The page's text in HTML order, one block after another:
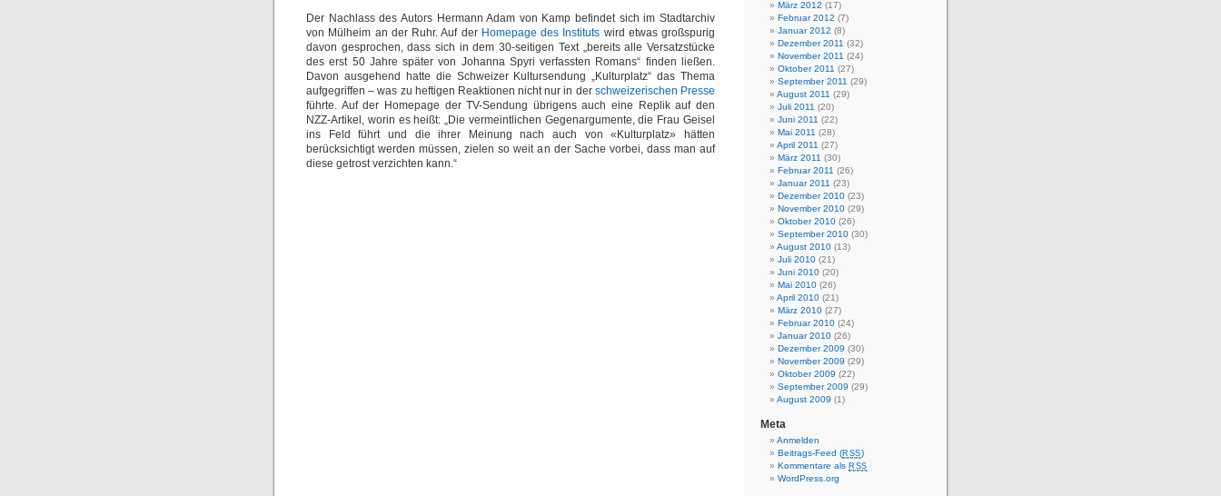
Der Nachlass des Autors Hermann Adam von Kamp befindet sich im Stadtarchiv
von Mülheim an der Ruhr. Auf der Homepage des Instituts wird etwas großspurig
davon gesprochen, dass sich in dem 30-seitigen Text „bereits alle Versatzstücke
des erst 50 Jahre später von Johanna Spyri verfassten Romans“ finden ließen.
Davon ausgehend hatte die Schweizer Kultursendung „Kulturplatz“ das Thema
aufgegriffen – was zu heftigen Reaktionen nicht nur in der schweizerischen Presse
führte. Auf der Homepage der TV-Sendung übrigens auch eine Replik auf den
NZZ-Artikel, worin es heißt: „Die vermeintlichen Gegenargumente, die Frau Geisel
ins Feld führt und die ihrer Meinung nach auch von «Kulturplatz» hätten
berücksichtigt werden müssen, zielen so weit an der Sache vorbei, dass man auf
diese getrost verzichten kann.“
März 2012 (17)
Februar 2012 (7)
Januar 2012 (8)
Dezember 2011 (32)
November 2011 (24)
Oktober 2011 (27)
September 2011 (29)
August 2011 (29)
Juli 2011 (20)
Juni 2011 (22)
Mai 2011 (28)
April 2011 (27)
März 2011 (30)
Februar 2011 (26)
Januar 2011 (23)
Dezember 2010 (23)
November 2010 (29)
Oktober 2010 (26)
September 2010 (30)
August 2010 (13)
Juli 2010 (21)
Juni 2010 (20)
Mai 2010 (26)
April 2010 (21)
März 2010 (27)
Februar 2010 (24)
Januar 2010 (26)
Dezember 2009 (30)
November 2009 (29)
Oktober 2009 (22)
September 2009 (29)
August 2009 (1)
Meta
Anmelden
Beitrags-Feed (RSS)
Kommentare als RSS
WordPress.org